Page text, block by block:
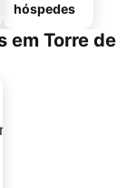
hóspedes
em Torre de